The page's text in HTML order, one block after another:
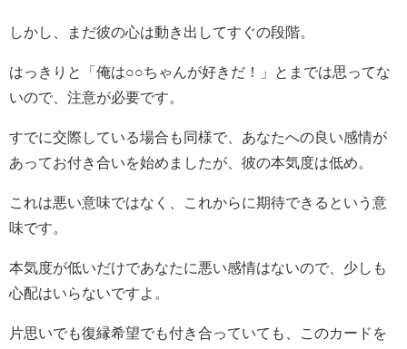
しかし、まだ彼の心は動き出してすぐの段階。
はっきりと「俺は○○ちゃんが好きだ！」とまでは思ってな
いので、注意が必要です。
すでに交際している場合も同様で、あなたへの良い感情が
あってお付き合いを始めましたが、彼の本気度は低め。
これは悪い意味ではなく、これからに期待できるという意
味です。
本気度が低いだけであなたに悪い感情はないので、少しも
心配はいらないですよ。
片思いでも復縁希望でも付き合っていても、このカードを